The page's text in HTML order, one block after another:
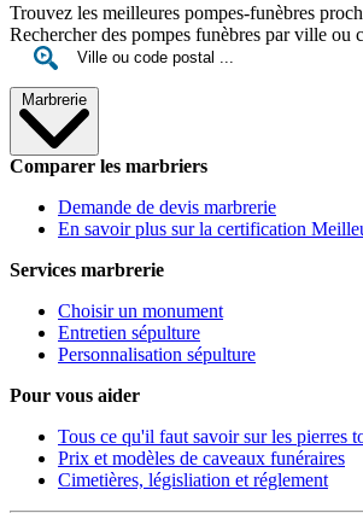
Trouvez les meilleures pompes-funèbres
Rechercher des pompes funèbres par ville ou
Marbrerie
Comparer les marbriers
Demande de devis marbrerie
En savoir plus sur la certification
Services marbrerie
Choisir un monument
Entretien sépulture
Personnalisation sépulture
Pour vous aider
Tous ce qu'il faut savoir sur les pierres
Prix et modèles de caveaux funéraires
Cimetières, législiation et réglement